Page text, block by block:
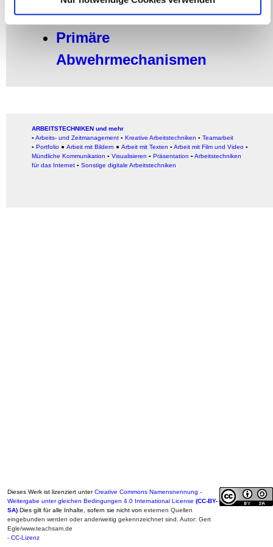
weiteren Daten zusammen, die Sie ihnen bereitgestellt
haben oder die sie im Rahmen Ihrer Nutzung der Dienste
gesammelt haben.
Abwehrmechanismen
Primäre
Abwehrmechanismen
ARBEITSTECHNIKEN und mehr
▪ Arbeits- und Zeitmanagement ▪ Kreative Arbeitstechniken ▪ Teamarbeit
▪ Portfolio ● Arbeit mit Bildern ● Arbeit mit Texten ▪ Arbeit mit Film und Video ▪
Mündliche Kommunikation ▪ Visualisieren ▪ Präsentation ▪ Arbeitstechniken
für das Internet ▪ Sonstige digitale Arbeitstechniken
Dieses Werk ist lizenziert unterCreative Commons Namensnennung -
Weitergabe unter gleichen Bedingungen 4.0 International License (CC-BY-
SA) Dies gilt für alle Inhalte, sofern sie nicht von externen Quellen
eingebunden werden oder anderweitig gekennzeichnet sind. Autor: Gert
Egle/www.teachsam.de
- CC-Lizenz